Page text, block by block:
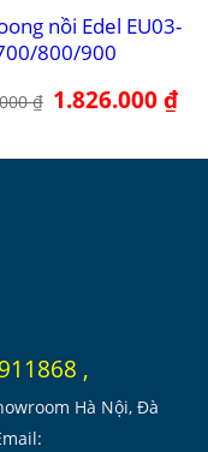
nồi Edel EU03-
800/900
₫ Giá
gốc
1.826.000₫Giá
,
Hà Nội, Đà